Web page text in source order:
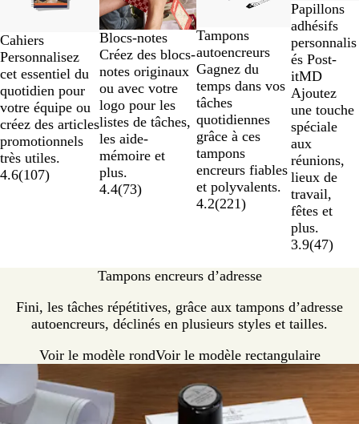
Cahiers
Personnalisez
cet essentiel du
quotidien pour
votre équipe ou
créez des articles
promotionnels
très utiles.
4.6(107)
Blocs-notes
Créez des blocs-
notes originaux
ou avec votre
logo pour les
listes de tâches,
les aide-
mémoire et
plus.
4.4(73)
Tampons
autoencreurs
Gagnez du
temps dans vos
tâches
quotidiennes
grâce à ces
tampons
encreurs fiables
et polyvalents.
4.2(221)
Papillons
adhésifs
personnalis
és Post-
itMD
Ajoutez
une touche
spéciale
aux
réunions,
lieux de
travail,
fêtes et
plus.
3.9(47)
Tampons encreurs d’adresse
Fini, les tâches répétitives, grâce aux tampons d’adresse
autoencreurs, déclinés en plusieurs styles et tailles.
Voir le modèle rondVoir le modèle rectangulaire